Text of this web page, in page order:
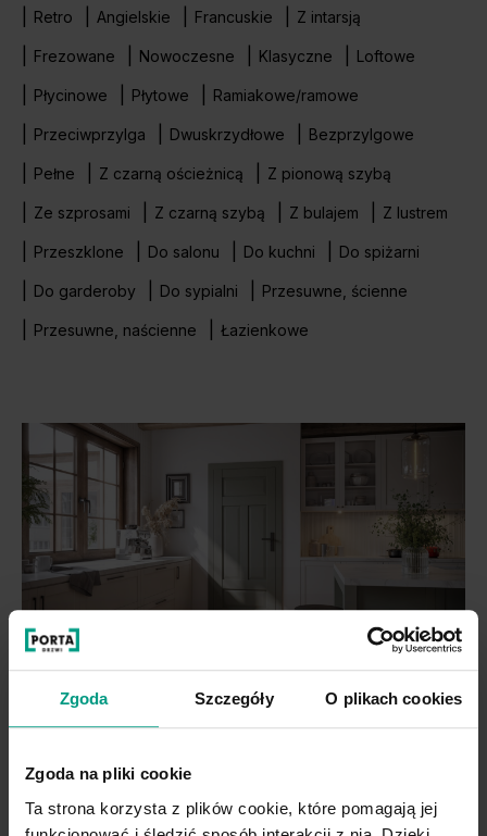
Zgoda Szczegóły O plikach cookies
Zgoda na pliki cookie
Ta strona korzysta z plików cookie, które pomagają jej
Retro Angielskie Francuskie Z intarsją
Frezowane Nowoczesne Klasyczne Loftowe
Płycinowe Płytowe Ramiakowe/ramowe
Przeciwprzylga Dwuskrzydłowe Bezprzylgowe
Pełne Z czarną ościeżnicą Z pionową szybą
Ze szprosami Z czarną szybą Z bulajem Z lustrem
Przeszklone Do salonu Do kuchni Do spiżarni
Do garderoby Do sypialni Przesuwne, ścienne
Przesuwne, naścienne Łazienkowe
DRZWI RAMOWE O TRWAŁEJ I
ODPORNEJ NA USZKODZENIA